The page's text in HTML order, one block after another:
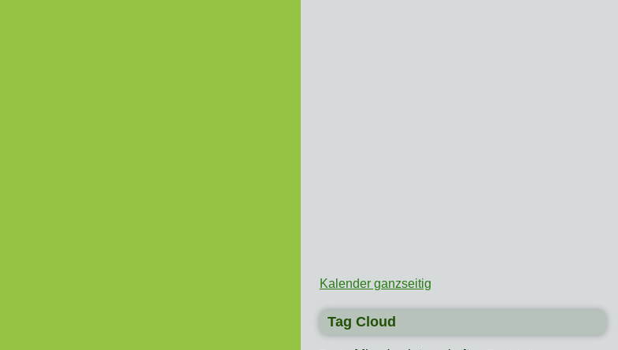
Kalender ganzseitig
Tag Cloud